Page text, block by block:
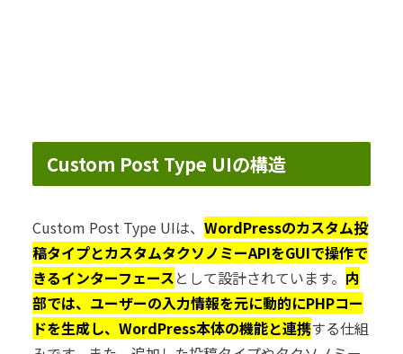
Custom Post Type UIの構造
Custom Post Type UIは、 WordPressのカスタム投
稿タイプとカスタムタクソノミーAPIをGUIで操作で
きるインターフェースとして設計されています。 内
部では、ユーザーの入力情報を元に動的にPHPコー
ドを生成し、WordPress本体の機能と連携する仕組